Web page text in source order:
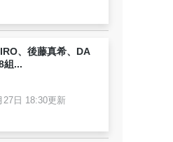
、後藤真希、DA
組 ...
27日 18:30更新